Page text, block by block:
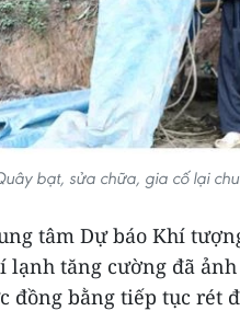
bạt, sửa chữa, gia cố lại
tâm Dự báo Khí
lạnh tăng cường đã
đồng bằng tiếp tục rét